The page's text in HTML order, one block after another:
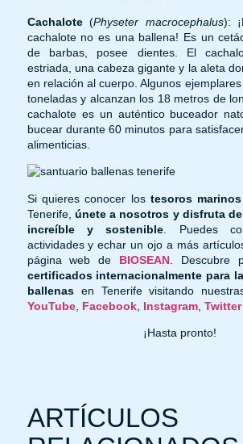
Cachalote(Physeter macrocephalus):
cachalote no es una ballena! Es un
de barbas, posee dientes. El
estriada, una cabeza gigante y la aleta
en relación al cuerpo. Algunos
toneladas y alcanzan los 18 metros de
cachalote es un auténtico buceador
bucear durante 60 minutos para
alimenticias.
Si quieres conocer los tesoros marinos
Tenerife, únete a nosotros y disfruta
increíble y sostenible . Puedes
actividades y echar un ojo a más
página web de BIOSEAN . Descubre
certificados internacionalmente para
ballenasen Tenerife visitando
YouTube, Facebook, Instagram, Twitter
¡Hasta pronto!
ARTÍCULOS